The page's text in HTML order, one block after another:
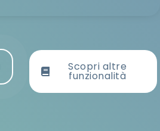
Scopri altre
funzionalità